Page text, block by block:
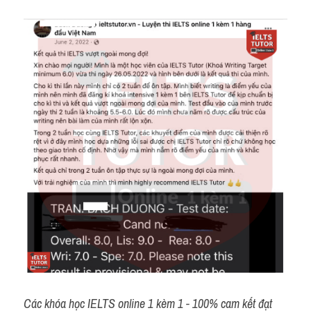
Các khóa học IELTS online 1 kèm 1 - 100% cam kết đạt